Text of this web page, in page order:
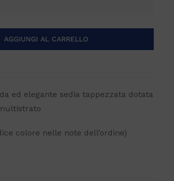
AGGIUNGI AL CARRELLO
ed elegante sedia tappezzata dotata
colore nelle note dell’ordine)